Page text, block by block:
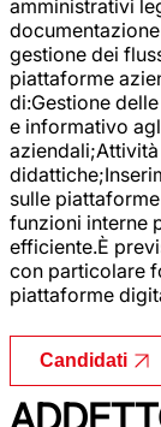
amministrativi
gestione dei
piattaforme
di:Gestione
e informativo
sulle
funzioni interne
efficiente.È
con particolare
piattaforme
Candidati